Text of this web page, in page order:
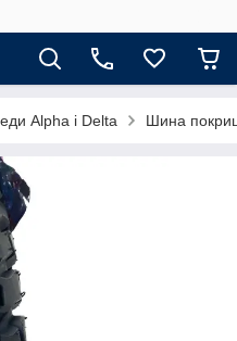
Alpha і Delta Шина